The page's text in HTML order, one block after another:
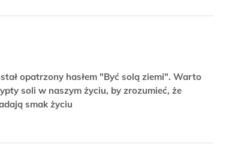
opatrzony hasłem "Być solą ziemi". Warto
soli w naszym życiu, by zrozumieć, że
smak życiu